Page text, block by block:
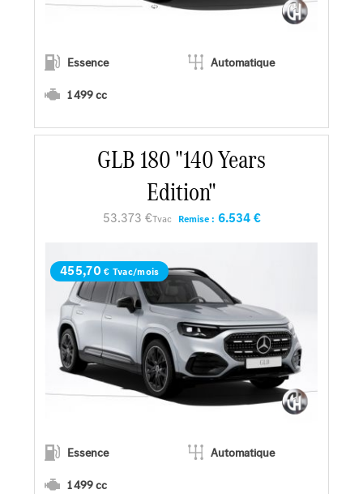
Essence
Automatique
1 499 cc
En savoir plus
Faire un essai
455,70 € Tvac/mois
GLB 180 "140 Years
Edition"
53.373 €Tvac Remise : 6.534 €
Essence
Automatique
1 499 cc